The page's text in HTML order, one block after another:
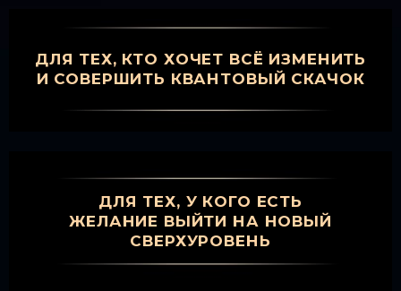
ДЛЯ ТЕХ, КТО ХОЧЕТ ВСЁ ИЗМЕНИТЬ
И СОВЕРШИТЬ КВАНТОВЫЙ СКАЧОК
ДЛЯ ТЕХ, У КОГО ЕСТЬ
ЖЕЛАНИЕ ВЫЙТИ НА НОВЫЙ
СВЕРХУРОВЕНЬ